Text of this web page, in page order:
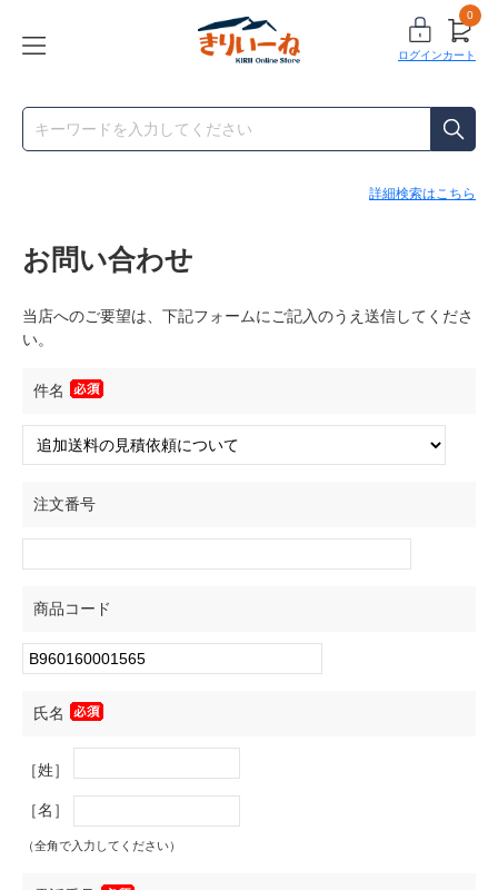
ログイン
0
カート
詳細検索はこちら
お問い合わせ
当店へのご要望は、下記フォームにご記入のうえ送信してくださ
い。
件名
注文番号
商品コード
氏名
［姓］
［名］
（全角で入力してください）